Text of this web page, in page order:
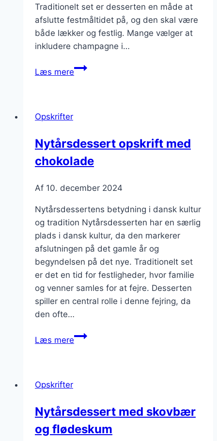
Traditionelt set er desserten en måde at
afslutte festmåltidet på, og den skal være
både lækker og festlig. Mange vælger at
inkludere champagne i…
Læs mereNytårsdessert
Opskrifter
Nytårsdessert opskrift med
chokolade
Af 10. december 2024
Nytårsdessertens betydning i dansk kultur
og tradition Nytårsdesserten har en særlig
plads i dansk kultur, da den markerer
afslutningen på det gamle år og
begyndelsen på det nye. Traditionelt set
er det en tid for festligheder, hvor familie
og venner samles for at fejre. Desserten
spiller en central rolle i denne fejring, da
den ofte…
Læs mereNytårsdessert
Opskrifter
Nytårsdessert med skovbær
og flødeskum